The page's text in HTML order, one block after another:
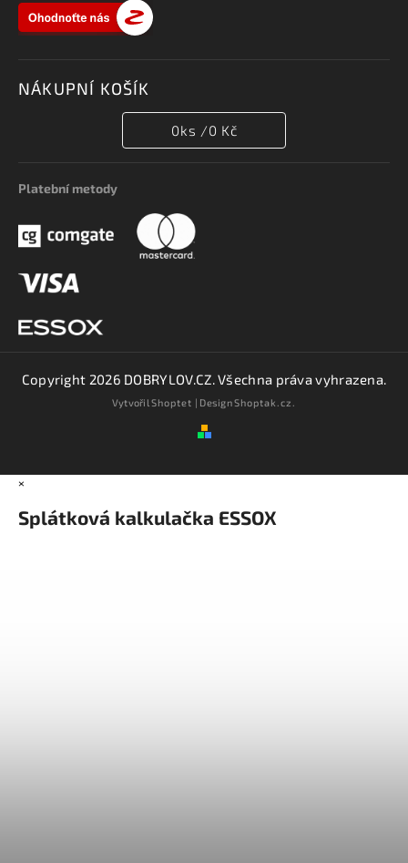
NÁKUPNÍ KOŠÍK
0ks /0 Kč
Platební metody
Copyright 2026 DOBRYLOV.CZ. Všechna práva vyhrazena.
VytvořilShoptet | DesignShoptak.cz.
×
Splátková kalkulačka ESSOX